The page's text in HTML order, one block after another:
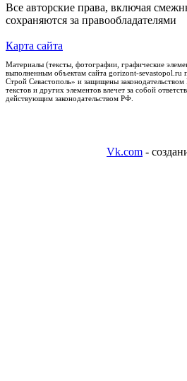
Все авторские права, включая
сохраняются за правообладателями
Карта сайта
Материалы (тексты, фотографии, графические
выполненным объектам сайта gorizont-sevastopol.ru
Строй Севастополь» и защищены
текстов и других элементов влечет за собой
действующим законодательством РФ.
Vk.com -